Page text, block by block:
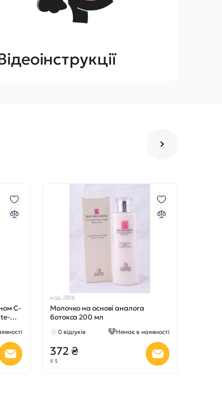
С-
код 2816
Молочко на основі аналога
ботокса 200 мл
0 відгуків Немає в наявності
372 ₴
8 $